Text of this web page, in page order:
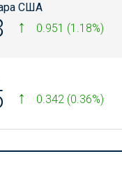
США
0.951 (1.18%)
0.342 (0.36%)